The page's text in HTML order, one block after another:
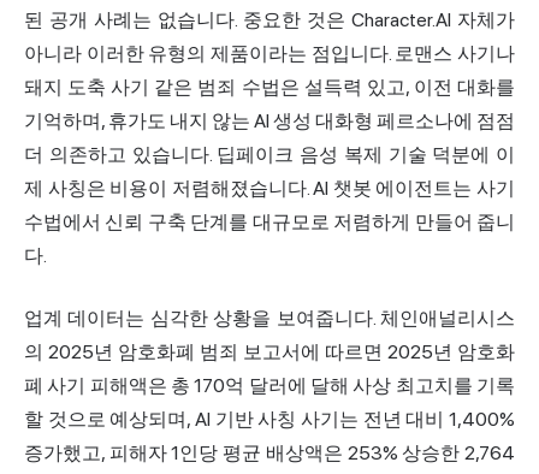
된 공개 사례는 없습니다. 중요한 것은 Character.AI 자체가
아니라 이러한 유형의 제품이라는 점입니다. 로맨스 사기나
돼지 도축 사기 같은 범죄 수법은 설득력 있고, 이전 대화를
기억하며, 휴가도 내지 않는 AI 생성 대화형 페르소나에 점점
더 의존하고 있습니다. 딥페이크 음성 복제 기술 덕분에 이
제 사칭은 비용이 저렴해졌습니다. AI 챗봇 에이전트는 사기
수법에서 신뢰 구축 단계를 대규모로 저렴하게 만들어 줍니
다.
업계 데이터는 심각한 상황을 보여줍니다. 체인애널리시스
의 2025년 암호화폐 범죄 보고서에 따르면 2025년 암호화
폐 사기 피해액은 총 170억 달러에 달해 사상 최고치를 기록
할 것으로 예상되며, AI 기반 사칭 사기는 전년 대비 1,400%
증가했고, 피해자 1인당 평균 배상액은 253% 상승한 2,764